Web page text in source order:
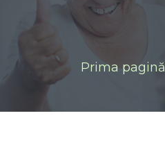
Prima pagină